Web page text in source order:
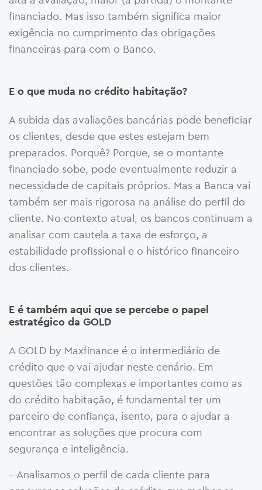
financiado. Mas isso também significa maior
exigência no cumprimento das obrigações
financeiras para com o Banco.
E o que muda no crédito habitação?
A subida das avaliações bancárias pode beneficiar
os clientes, desde que estes estejam bem
preparados. Porquê? Porque, se o montante
financiado sobe, pode eventualmente reduzir a
necessidade de capitais próprios. Mas a Banca vai
também ser mais rigorosa na análise do perfil do
cliente. No contexto atual, os bancos continuam a
analisar com cautela a taxa de esforço, a
estabilidade profissional e o histórico financeiro
dos clientes.
E é também aqui que se percebe o papel
estratégico da GOLD
A GOLD by Maxfinance é o intermediário de
crédito que o vai ajudar neste cenário. Em
questões tão complexas e importantes como as
do crédito habitação, é fundamental ter um
parceiro de confiança, isento, para o ajudar a
encontrar as soluções que procura com
segurança e inteligência.
– Analisamos o perfil de cada cliente para